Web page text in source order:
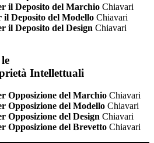
il Deposito del Marchio Chiavari
il Deposito del Modello Chiavari
il Deposito del Design Chiavari
Intellettuali
Opposizione del Marchio Chiavari
Opposizione del Modello Chiavari
Opposizione del Design Chiavari
Opposizione del Brevetto Chiavari